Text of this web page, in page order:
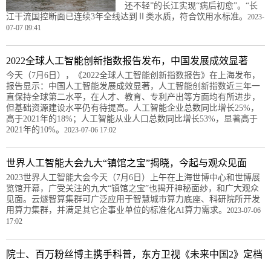
还不轻”的长江实现“病后初愈”。“长
江干流国控断面已连续3年全线达到Ⅱ类水质，符合饮用水标准。 2023-
07-07 09:41
2022全球人工智能创新指数报告发布，中国发展成效显著
今天（7月6日），《2022全球人工智能创新指数报告》在上海发布，
报告显示：中国人工智能发展成效显著，人工智能创新指数近三年一
直保持全球第二水平，在人才、教育、专利产出等方面均有所进步，
但基础资源建设水平仍有待提高。人工智能企业总数同比增长25%，
高于2021年的18%；人工智能从业人口总数同比增长53%，显著高于
2021年的10%。 2023-07-06 17:02
世界人工智能大会九大“镇馆之宝”揭晓，今起与观众见面
2023世界人工智能大会今天（7月6日）上午在上海世博中心和世博展
览馆开幕，广受关注的九大“镇馆之宝”也揭开神秘面纱，和广大观众
见面。云燧智算集群可广泛应用于智慧城市算力底座、科研院所开发
用算力集群，并满足其它企事业单位的标准化AI算力需求。 2023-07-06
17:02
院士、百万粉丝博主携手科普，东方卫视《未来中国2》定档